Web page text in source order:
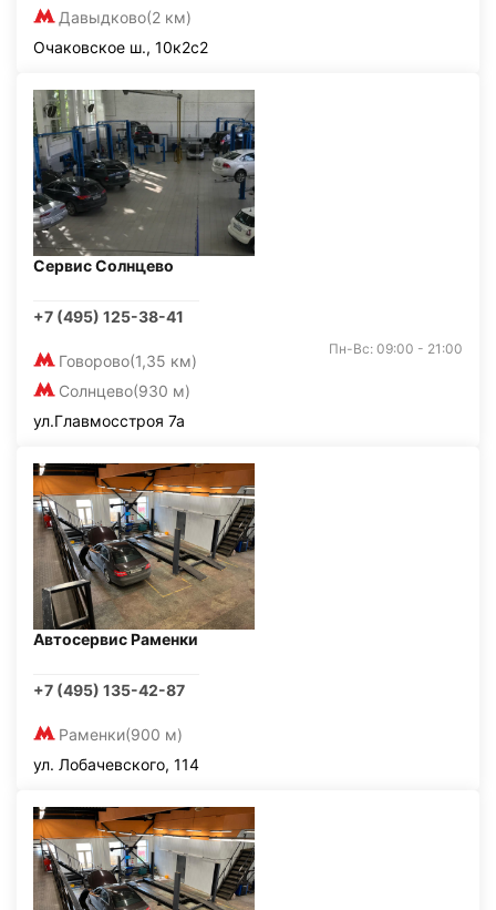
Давыдково(2 км)
Очаковское ш., 10к2с2
Сервис Солнцево
+7 (495) 125-38-41
Говорово(1,35 км)
Солнцево(930 м)
Пн-Вс: 09:00 - 21:00
ул.Главмосстроя 7а
Автосервис Раменки
+7 (495) 135-42-87
Раменки(900 м)
ул. Лобачевского, 114